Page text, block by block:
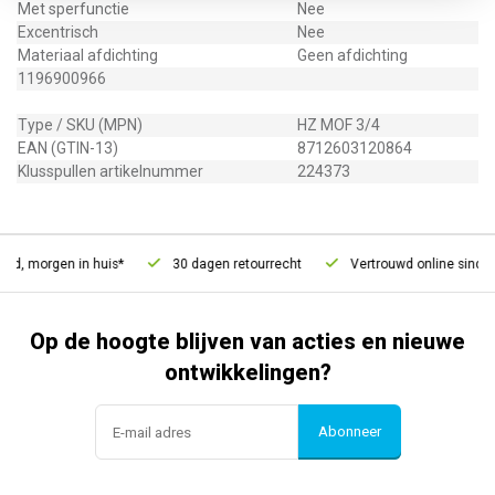
Met sperfunctie
Nee
Excentrisch
Nee
Materiaal afdichting
Geen afdichting
1196900966
Type / SKU (MPN)
HZ MOF 3/4
EAN (GTIN-13)
8712603120864
Klusspullen artikelnummer
224373
morgen in huis* 30 dagen retourrecht Vertrouwd online sinds
Op de hoogte blijven van acties en nieuwe
ontwikkelingen?
Abonneer